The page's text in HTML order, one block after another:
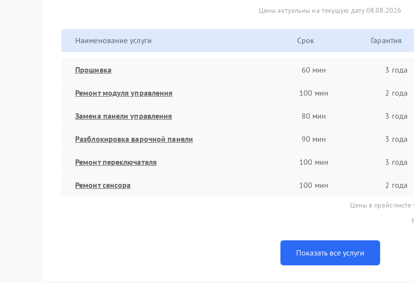
Цены актуальны на текущую дату 08.08.2026
Наименование услуги Срок Гарантия
Прошивка 60 мин 3 года
Ремонт модуля управления 100 мин 2 года
Замена панели управления 80 мин 3 года
Разблокировка варочной панели 90 мин 3 года
Ремонт переключателя 100 мин 3 года
Ремонт сенсора 100 мин 2 года
Цены в прайс-листе
Показать все услуги